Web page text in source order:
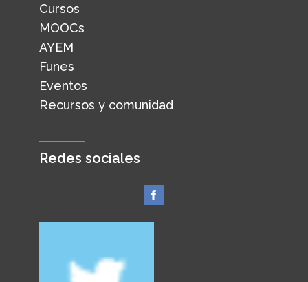
Cursos
MOOCs
AYEM
Funes
Eventos
Recursos y comunidad
Redes sociales